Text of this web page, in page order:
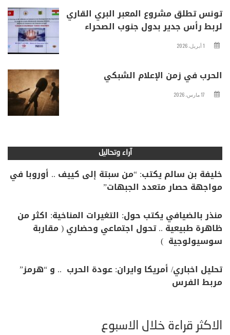
تونس تطلق مشروع المعبر البري القاري
لربط رأس جدير بدول جنوب الصحراء
1 أبريل، 2026
الحرب في زمن الإعلام الشبكي
17 مارس، 2026
آراء وتحاليل
خليفة بن سالم يكتب: “من سبتة إلى كييف .. أوروبا في
مواجهة حصار متعدد الجبهات”
منذر بالضيافي يكتب حول: التغيرات المناخية: اكثر من
ظاهرة طبيعية .. تحول اجتماعي وحضاري ( مقاربة
سوسيولوجية )
تحليل اخباري/ أمريكا وايران: عودة الحرب .. و “هرمز”
مربط الفرس
الأكثر قراءة خلال الأسبوع